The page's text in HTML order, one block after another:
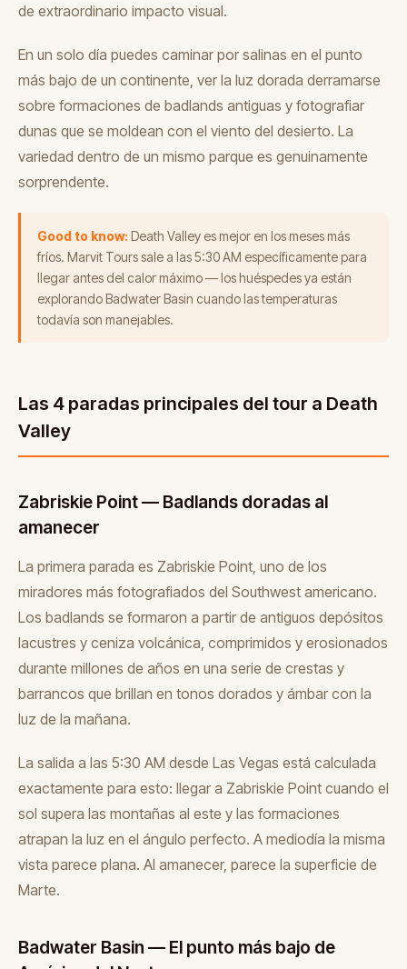
de extraordinario impacto visual.
En un solo día puedes caminar por salinas en el punto
más bajo de un continente, ver la luz dorada derramarse
sobre formaciones de badlands antiguas y fotografiar
dunas que se moldean con el viento del desierto. La
variedad dentro de un mismo parque es genuinamente
sorprendente.
Good to know: Death Valley es mejor en los meses más
fríos. Marvit Tours sale a las 5:30 AM específicamente para
llegar antes del calor máximo — los huéspedes ya están
explorando Badwater Basin cuando las temperaturas
todavía son manejables.
Las 4 paradas principales del tour a Death
Valley
Zabriskie Point — Badlands doradas al
amanecer
La primera parada es Zabriskie Point, uno de los
miradores más fotografiados del Southwest americano.
Los badlands se formaron a partir de antiguos depósitos
lacustres y ceniza volcánica, comprimidos y erosionados
durante millones de años en una serie de crestas y
barrancos que brillan en tonos dorados y ámbar con la
luz de la mañana.
La salida a las 5:30 AM desde Las Vegas está calculada
exactamente para esto: llegar a Zabriskie Point cuando el
sol supera las montañas al este y las formaciones
atrapan la luz en el ángulo perfecto. A mediodía la misma
vista parece plana. Al amanecer, parece la superficie de
Marte.
Badwater Basin — El punto más bajo de